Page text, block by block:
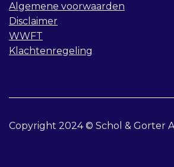
Algemene voorwaarden
Disclaimer
WWFT
Klachtenregeling
Copyright 2024 © Schol & Gorter